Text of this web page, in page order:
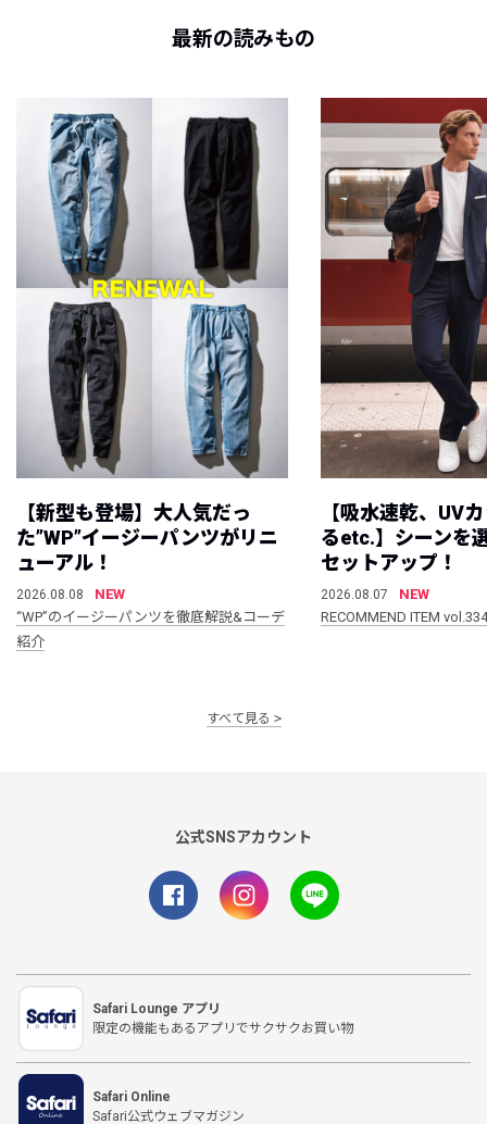
最新の読みもの
【新型も登場】大人気だっ
た”WP”イージーパンツがリニ
ューアル！
2026.08.08
NEW
“WP”のイージーパンツを徹底解説&コーデ
紹介
【吸水速乾、UV
るetc.】シーンを
セットアップ！
2026.08.07
NEW
RECOMMEND ITEM vol.334
すべて見る
公式SNSアカウント
Safari Lounge アプリ
限定の機能もあるアプリでサクサクお買い物
Safari Online
Safari公式ウェブマガジン